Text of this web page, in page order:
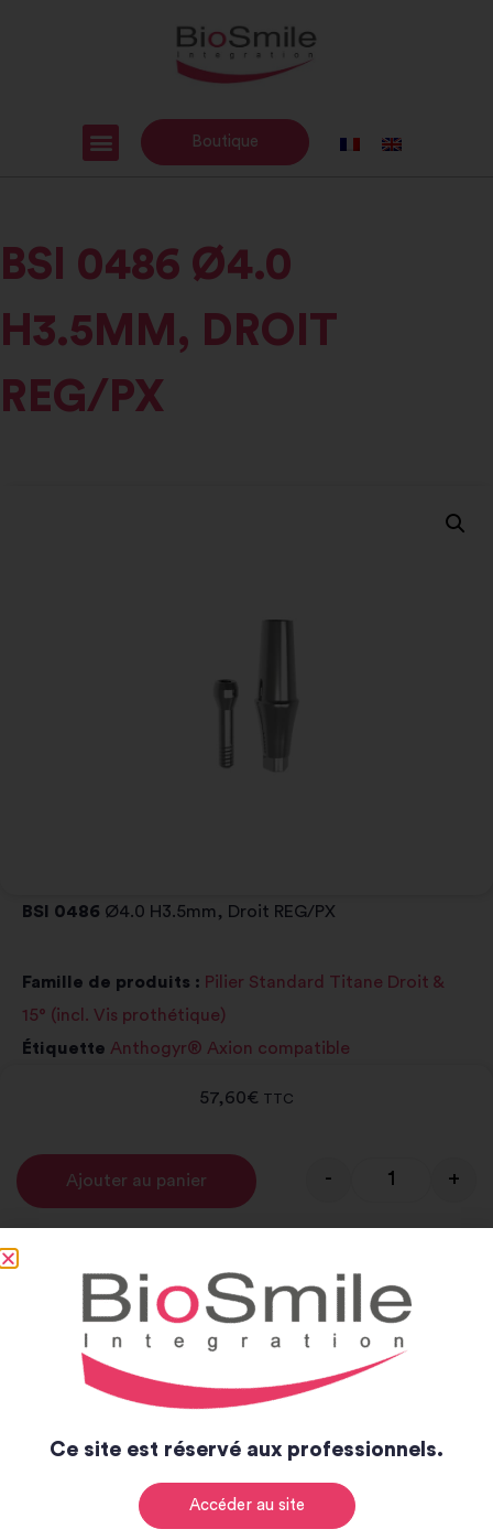
Boutique
BSI 0486 Ø4.0
H3.5MM, DROIT
REG/PX
BSI 0486 Ø4.0 H3.5mm, Droit REG/PX
Famille de produits : Pilier Standard Titane Droit &
15° (incl. Vis prothétique)
Étiquette Anthogyr® Axion compatible
57,60€ TTC
- +
Ajouter au panier
Notice et catalogue
Ce site est réservé aux professionnels.
Accéder au site